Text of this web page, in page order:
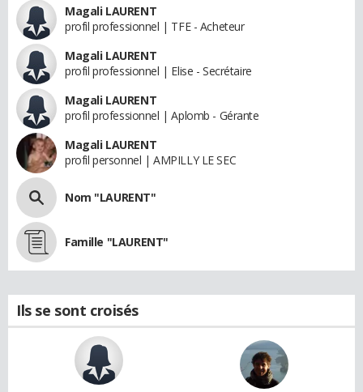
Magali LAURENT
profil professionnel | TFE - Acheteur
Magali LAURENT
profil professionnel | Elise - Secrétaire
Magali LAURENT
profil professionnel | Aplomb - Gérante
Magali LAURENT
profil personnel | AMPILLY LE SEC
Nom "LAURENT"
Famille "LAURENT"
Ils se sont croisés